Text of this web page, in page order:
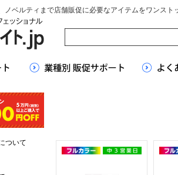
ノベルティまで店舗販促に必要なアイテムをワンスト
ついて